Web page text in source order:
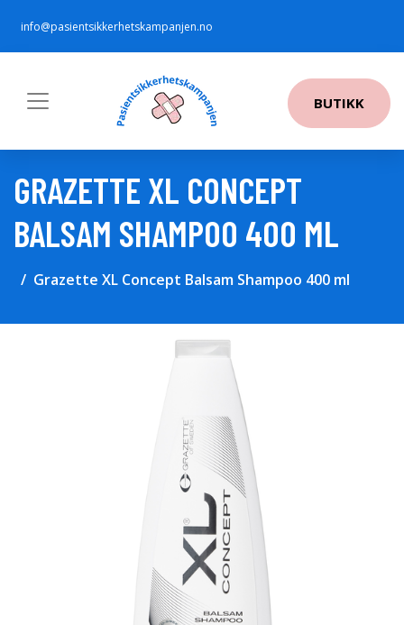
info@pasientsikkerhetskampanjen.no
BUTIKK
GRAZETTE XL CONCEPT
BALSAM SHAMPOO 400 ML
Grazette XL Concept Balsam Shampoo 400 ml